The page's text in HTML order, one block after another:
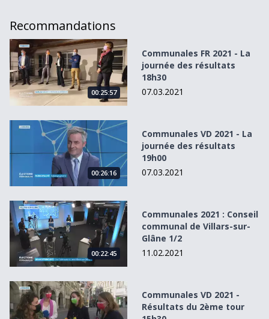
Recommandations
Communales FR 2021 - La journée des résultats 18h30
00:25:57
Communales FR 2021 - La
journée des résultats
18h30
07.03.2021
Communales VD 2021 - La journée des résultats 19h00
00:26:16
Communales VD 2021 - La
journée des résultats
19h00
07.03.2021
Communales 2021 : Conseil communal de Villars-sur-
00:22:45
Communales 2021 : Conseil
communal de Villars-sur-
Glâne 1/2
11.02.2021
Communales VD 2021 - Résultats du 2ème tour 15h30
Communales VD 2021 -
Résultats du 2ème tour